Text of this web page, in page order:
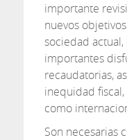
importante
nuevos
sociedad
importantes
recaudatorias,
inequidad
como
Son necesarias